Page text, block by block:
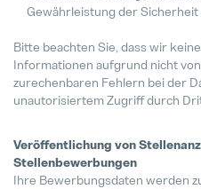
Gewährleistung der Sicherheit
Bitte beachten Sie, dass wir
Informationen aufgrund nicht
zurechenbaren Fehlern bei der
unautorisiertem Zugriff durch
Veröffentlichung von
Stellenbewerbungen
Ihre Bewerbungsdaten werden